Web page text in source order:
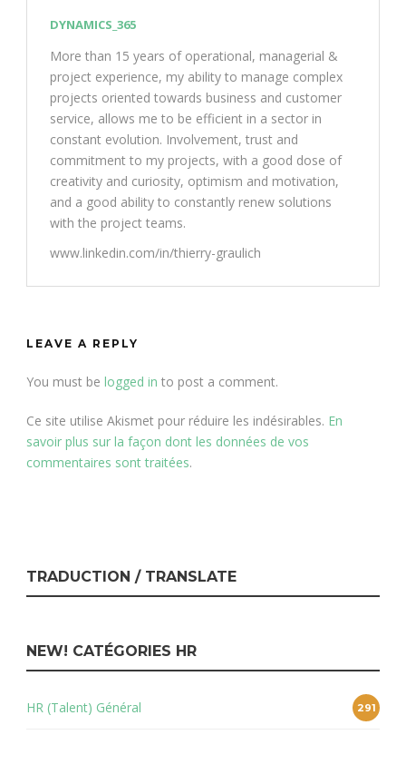
DYNAMICS_365
More than 15 years of operational, managerial &
project experience, my ability to manage complex
projects oriented towards business and customer
service, allows me to be efficient in a sector in
constant evolution. Involvement, trust and
commitment to my projects, with a good dose of
creativity and curiosity, optimism and motivation,
and a good ability to constantly renew solutions
with the project teams.
www.linkedin.com/in/thierry-graulich
LEAVE A REPLY
You must be logged in to post a comment.
Ce site utilise Akismet pour réduire les indésirables. En
savoir plus sur la façon dont les données de vos
commentaires sont traitées.
TRADUCTION / TRANSLATE
NEW! CATÉGORIES HR
HR (Talent) Général 291